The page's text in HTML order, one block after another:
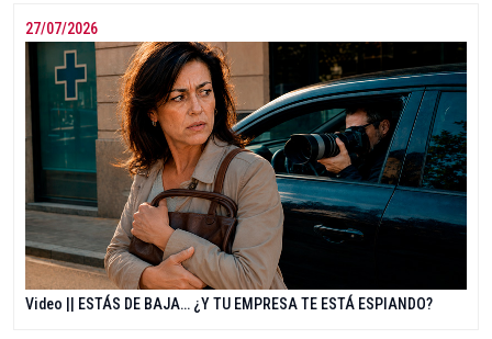
27/07/2026
Video || ESTÁS DE BAJA… ¿Y TU EMPRESA TE ESTÁ ESPIANDO?